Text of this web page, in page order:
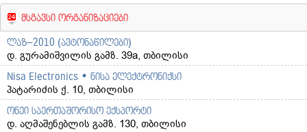
მსგავსი ორგანიზაციები
ლაზ–2010 (ავტონაწილები)
დ. გურამიშვილის გამზ. 39a, თბილისი
Nisa Electronics • ნისა ელექტრონიქსი
პატარიძის ქ. 10, თბილისი
ონეი საერთაშორისო ექსპორტი
დ. აღმაშენებლის გამზ. 130, თბილისი